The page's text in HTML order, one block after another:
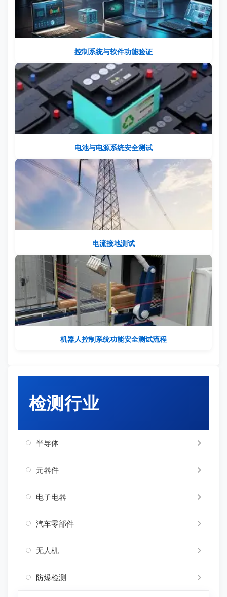
控制系统与软件功能验证
电池与电源系统安全测试
电流接地测试
机器人控制系统功能安全测试流程
检测行业
半导体
元器件
电子电器
汽车零部件
无人机
防爆检测